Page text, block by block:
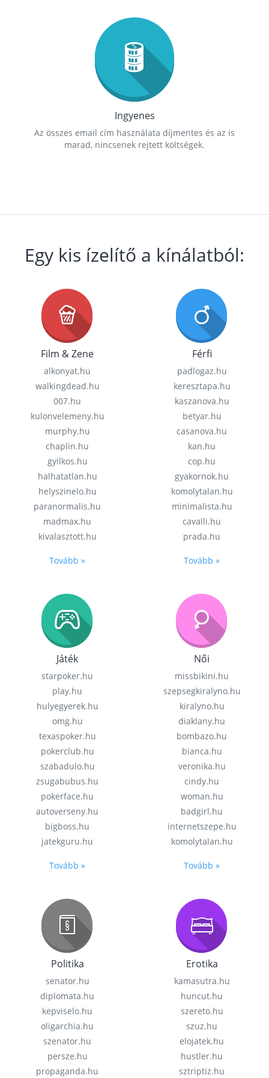
Ingyenes
Az összes email cím használata díjmentes és az is
marad, nincsenek rejtett költségek.
Egy kis ízelítő a kínálatból:
Film & Zene
alkonyat.hu
walkingdead.hu
007.hu
kulonvelemeny.hu
murphy.hu
chaplin.hu
gyilkos.hu
halhatatlan.hu
helyszinelo.hu
paranormalis.hu
madmax.hu
kivalasztott.hu
Tovább »
Férfi
padlogaz.hu
keresztapa.hu
kaszanova.hu
betyar.hu
casanova.hu
kan.hu
cop.hu
gyakornok.hu
komolytalan.hu
minimalista.hu
cavalli.hu
prada.hu
Tovább »
Játék
starpoker.hu
play.hu
hulyegyerek.hu
omg.hu
texaspoker.hu
pokerclub.hu
szabadulo.hu
zsugabubus.hu
pokerface.hu
autoverseny.hu
bigboss.hu
jatekguru.hu
Tovább »
Női
missbikini.hu
szepsegkiralyno.hu
kiralyno.hu
diaklany.hu
bombazo.hu
bianca.hu
veronika.hu
cindy.hu
woman.hu
badgirl.hu
internetszepe.hu
komolytalan.hu
Tovább »
Politika
senator.hu
diplomata.hu
kepviselo.hu
oligarchia.hu
szenator.hu
persze.hu
propaganda.hu
Erotika
kamasutra.hu
huncut.hu
szereto.hu
szuz.hu
elojatek.hu
hustler.hu
sztriptiz.hu